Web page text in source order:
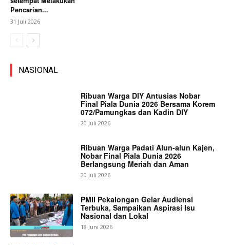
Pencarian...
31 Juli 2026
NASIONAL
Ribuan Warga DIY Antusias Nobar
Final Piala Dunia 2026 Bersama Korem
072/Pamungkas dan Kadin DIY
20 Juli 2026
Ribuan Warga Padati Alun-alun Kajen,
Nobar Final Piala Dunia 2026
Berlangsung Meriah dan Aman
20 Juli 2026
PMII Pekalongan Gelar Audiensi
Terbuka, Sampaikan Aspirasi Isu
Nasional dan Lokal
18 Juni 2026